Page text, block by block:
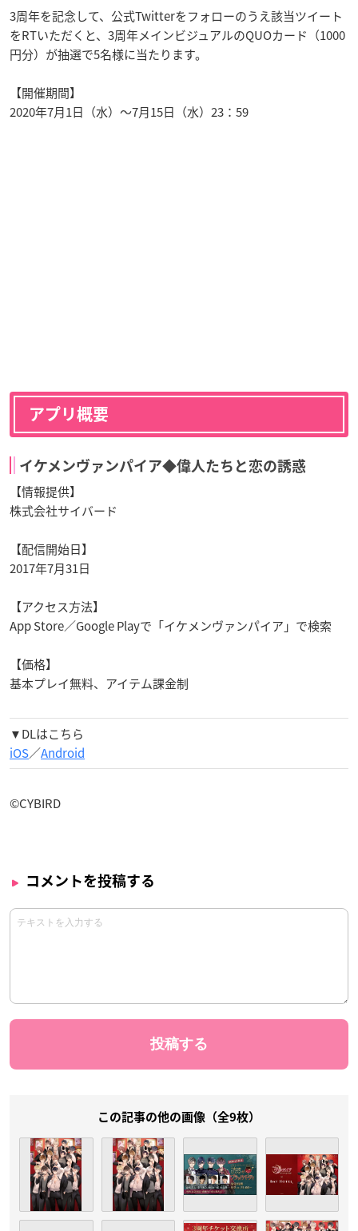
3周年を記念して、公式Twitterをフォローのうえ該当ツイート
をRTいただくと、3周年メインビジュアルのQUOカード（1000
円分）が抽選で5名様に当たります。
【開催期間】
2020年7月1日（水）～7月15日（水）23：59
アプリ概要
イケメンヴァンパイア◆偉人たちと恋の誘惑
【情報提供】
株式会社サイバード
【配信開始日】
2017年7月31日
【アクセス方法】
App Store／Google Playで「イケメンヴァンパイア」で検索
【価格】
基本プレイ無料、アイテム課金制
▼DLはこちら
iOS／Android
©CYBIRD
コメントを投稿する
この記事の他の画像（全9枚）